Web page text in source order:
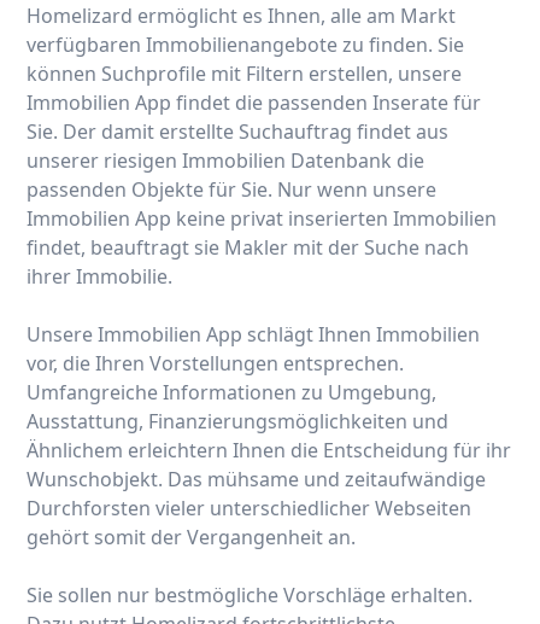
Homelizard ermöglicht es Ihnen, alle am Markt
verfügbaren Immobilienangebote zu finden. Sie
können Suchprofile mit Filtern erstellen, unsere
Immobilien App findet die passenden Inserate für
Sie. Der damit erstellte Suchauftrag findet aus
unserer riesigen Immobilien Datenbank die
passenden Objekte für Sie. Nur wenn unsere
Immobilien App keine privat inserierten Immobilien
findet, beauftragt sie Makler mit der Suche nach
ihrer Immobilie.
Unsere Immobilien App schlägt Ihnen Immobilien
vor, die Ihren Vorstellungen entsprechen.
Umfangreiche Informationen zu Umgebung,
Ausstattung, Finanzierungsmöglichkeiten und
Ähnlichem erleichtern Ihnen die Entscheidung für ihr
Wunschobjekt. Das mühsame und zeitaufwändige
Durchforsten vieler unterschiedlicher Webseiten
gehört somit der Vergangenheit an.
Sie sollen nur bestmögliche Vorschläge erhalten.